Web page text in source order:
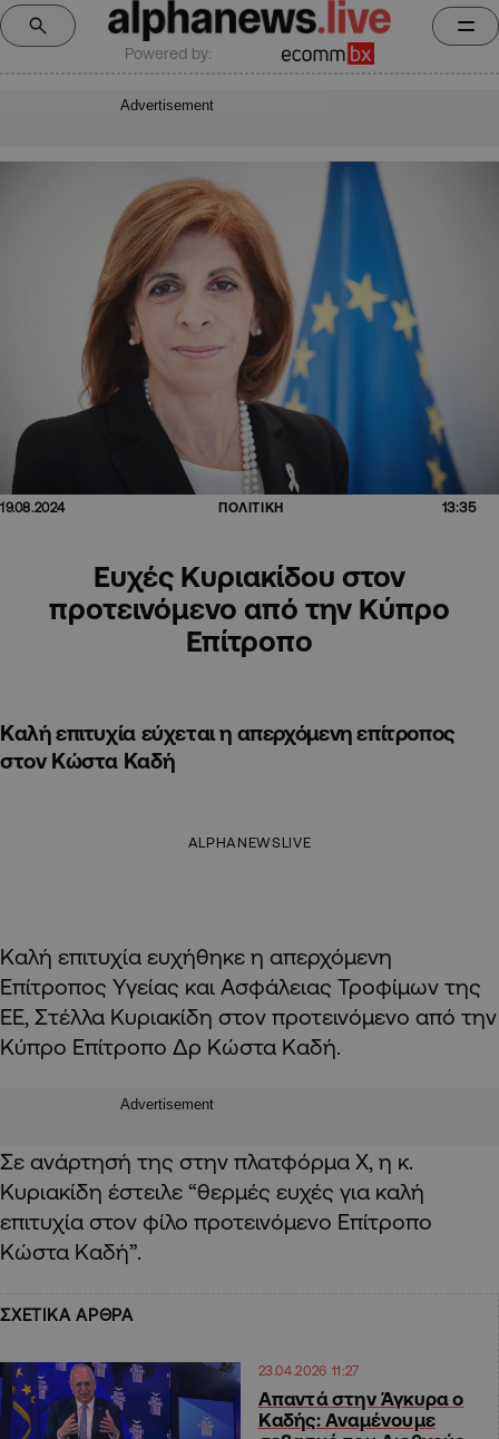
Powered by:
Advertisement
19.08.2024 ΠΟΛΙΤΙΚΗ 13:35
Ευχές Κυριακίδου στον
προτεινόμενο από την Κύπρο
Επίτροπο
Καλή επιτυχία εύχεται η απερχόμενη επίτροπος
στον Κώστα Καδή
ALPHANEWSLIVE
Καλή επιτυχία ευχήθηκε η απερχόμενη
Επίτροπος Υγείας και Ασφάλειας Τροφίμων της
ΕΕ, Στέλλα Κυριακίδη στον προτεινόμενο από την
Κύπρο Επίτροπο Δρ Κώστα Καδή.
Advertisement
Σε ανάρτησή της στην πλατφόρμα Χ, η κ.
Κυριακίδη έστειλε “θερμές ευχές για καλή
επιτυχία στον φίλο προτεινόμενο Επίτροπο
Κώστα Καδή”.
ΣΧΕΤΙΚΑ ΑΡΘΡΑ
23.04.2026 11:27
Απαντά στην Άγκυρα ο
Καδής: Αναμένουμε